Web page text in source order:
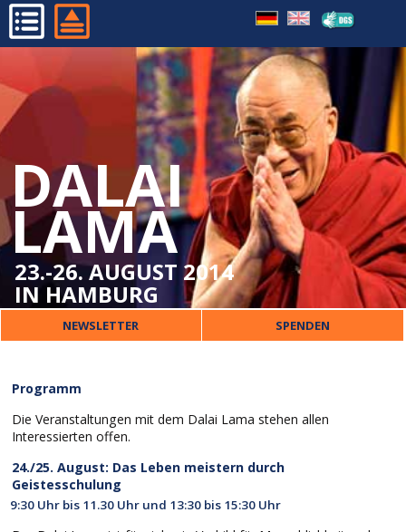
DALAI
LAMA
23.-26. AUGUST 2014
IN HAMBURG
PROGRAMM
RAHMENPROGRAMM
MARKTPLATZ
ORGANISATORISCHES
VERANSTALTER
PRESSE
KONTAKT
NEWSLETTER SPENDEN
Programm
Die Veranstaltungen mit dem Dalai Lama stehen allen
Interessierten offen.
24./25. August: Das Leben meistern durch
Geistesschulung
9:30 Uhr bis 11.30 Uhr und 13:30 bis 15:30 Uhr